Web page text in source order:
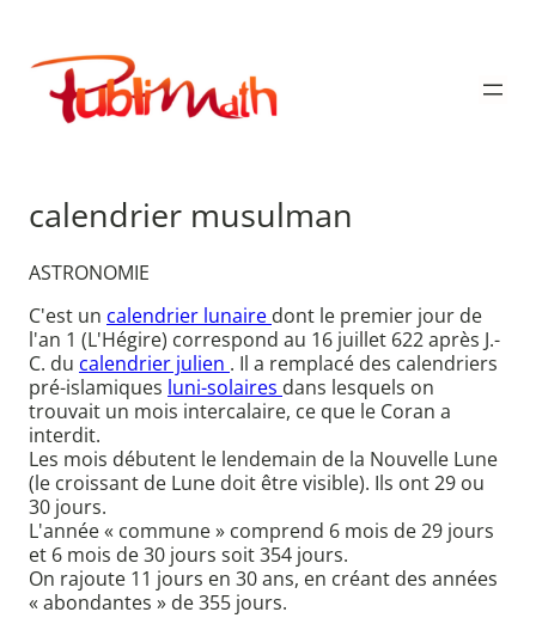
contenu
Publimath
calendrier musulman
ASTRONOMIE
C'est un calendrier lunaire dont le premier jour de
l'an 1 (L'Hégire) correspond au 16 juillet 622 après J.-
C. du calendrier julien . Il a remplacé des calendriers
pré-islamiques luni-solaires dans lesquels on
trouvait un mois intercalaire, ce que le Coran a
interdit.
Les mois débutent le lendemain de la Nouvelle Lune
(le croissant de Lune doit être visible). Ils ont 29 ou
30 jours.
L'année « commune » comprend 6 mois de 29 jours
et 6 mois de 30 jours soit 354 jours.
On rajoute 11 jours en 30 ans, en créant des années
« abondantes » de 355 jours.